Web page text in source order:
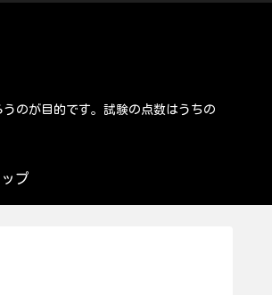
のが目的です。試験の点数はうちの
プ